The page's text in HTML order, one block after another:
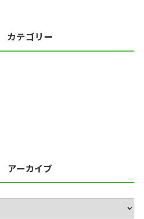
カテゴリー
アーカイブ